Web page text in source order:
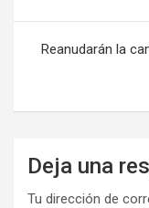
Reanudarán la
Deja una
Tu dirección de